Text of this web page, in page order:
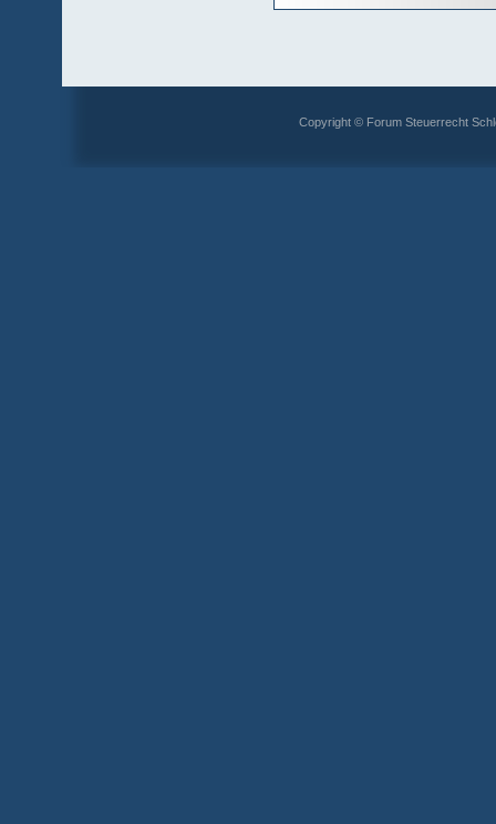
Copyright © Forum Steuerrecht